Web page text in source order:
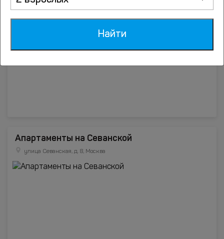
ulitsa Sevanskaya, 19/1, Moscow, Москва
Апартаменты на Севанской
улица Севанская, д. 8, Москва
Найти